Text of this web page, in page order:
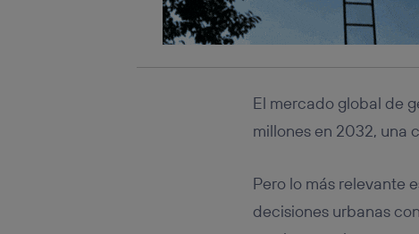
El mercado global de
millones en 2032, una
Pero lo más relevante
decisiones urbanas